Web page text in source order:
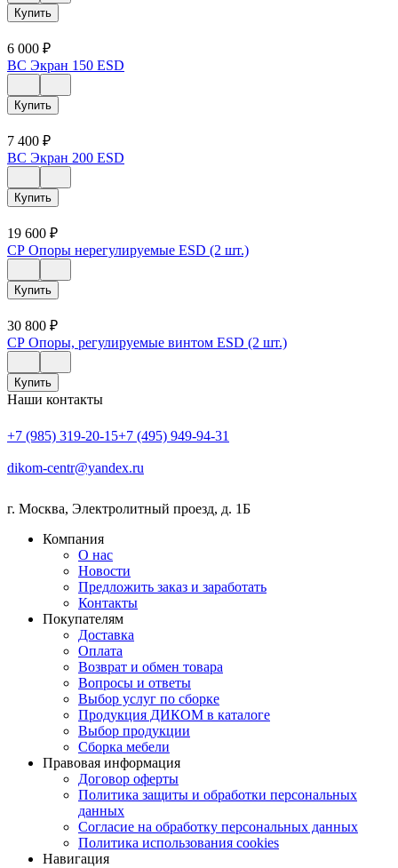
Купить
6 000 ₽
ВС Экран 150 ESD
Купить
7 400 ₽
ВС Экран 200 ESD
Купить
19 600 ₽
СР Опоры нерегулируемые ESD (2 шт.)
Купить
30 800 ₽
СР Опоры, регулируемые винтом ESD (2 шт.)
Купить
Наши контакты
+7 (985) 319-20-15+7 (495) 949-94-31
dikom-centr@yandex.ru
г. Москва, Электролитный проезд, д. 1Б
Компания
О нас
Новости
Предложить заказ и заработать
Контакты
Покупателям
Доставка
Оплата
Возврат и обмен товара
Вопросы и ответы
Выбор услуг по сборке
Продукция ДИКОМ в каталоге
Выбор продукции
Сборка мебели
Правовая информация
Договор оферты
Политика защиты и обработки персональных
данных
Согласие на обработку персональных данных
Политика использования cookies
Навигация